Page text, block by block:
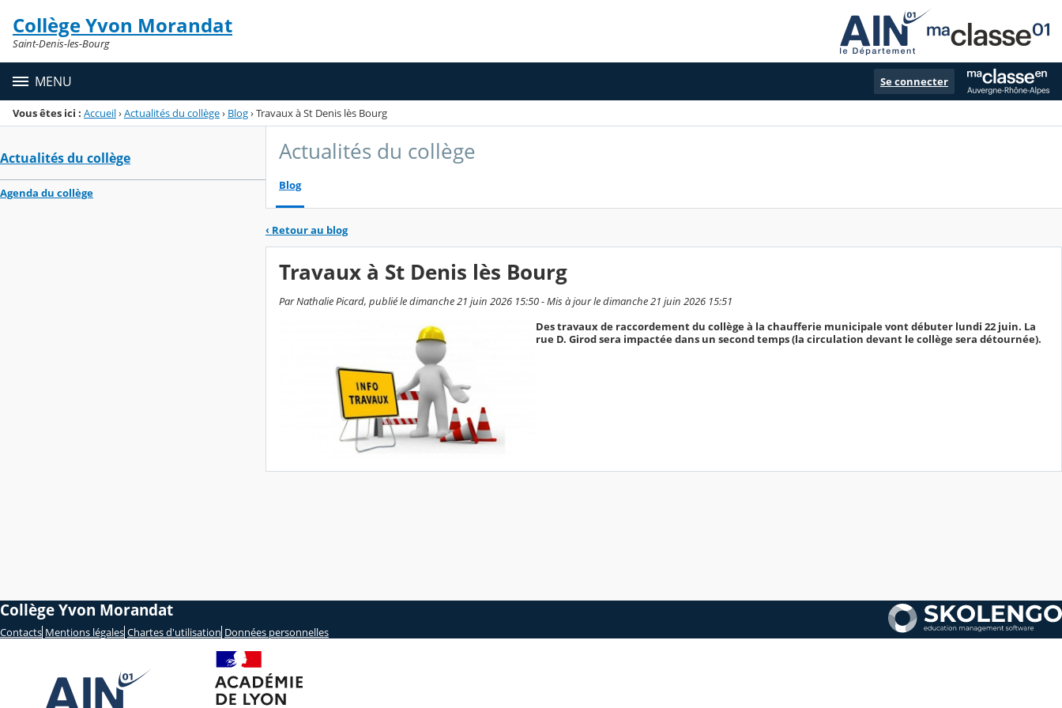
Menu de la rubrique
Contenu
Collège Yvon Morandat
Saint-Denis-les-Bourg
MENU Se connecter
Vous êtes ici : Accueil›Actualités du collège› Blog›Travaux à St Denis lès Bourg
Actualités du collège
Agenda du collège
Actualités du collège
Blog
‹ Retour au blog
Travaux à St Denis lès Bourg
Par Nathalie Picard, publié le dimanche 21 juin 2026 15:50 - Mis à jour le dimanche 21 juin 2026 15:51
Des travaux de raccordement du collège à la chaufferie municipale vont débuter lundi 22 juin. La
rue D. Girod sera impactée dans un second temps (la circulation devant le collège sera détournée).
Collège Yvon Morandat
Contacts Mentions légales Chartes d'utilisation Données personnelles